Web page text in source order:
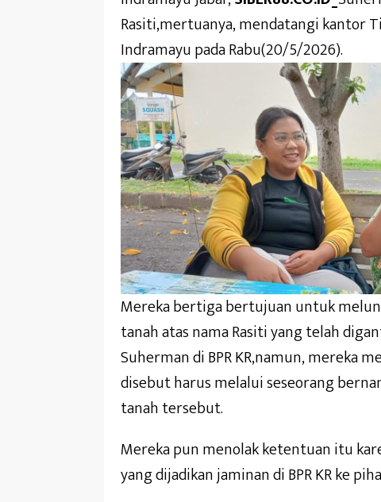
Rasiti,mertuanya, mendatangi kantor
Indramayu pada Rabu(20/5/2026).
Mereka bertiga bertujuan untuk
tanah atas nama Rasiti yang telah
Suherman di BPR KR,namun, mereka
disebut harus melalui seseorang
tanah tersebut.
Mereka pun menolak ketentuan itu
yang dijadikan jaminan di BPR KR ke